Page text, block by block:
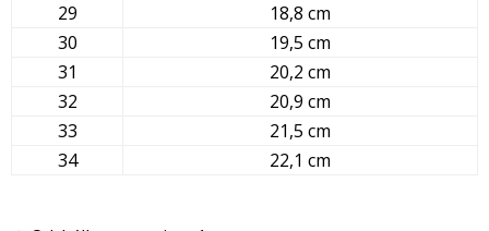
29
18,8 cm
30
19,5 cm
31
20,2 cm
32
20,9 cm
33
21,5 cm
34
22,1 cm